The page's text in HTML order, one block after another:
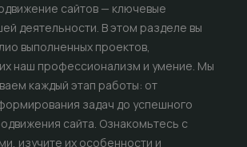
сайтов — ключевые
деятельности. В этом разделе вы
выполненных проектов,
наш профессионализм и умение. Мы
каждый этап работы: от
задач до успешного
сайта. Ознакомьтесь с
изучите их особенности и